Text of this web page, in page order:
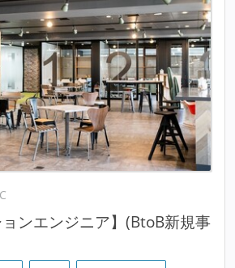
ョンエンジニア】(BtoB新規事